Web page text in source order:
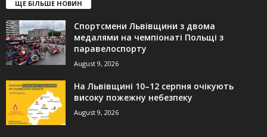
ЩЕ БІЛЬШЕ НОВИН
Спортсмени Львівщини з двома
медалями на чемпіонаті Польщі з
паравелоспорту
August 9, 2026
На Львівщині 10–12 серпня очікують
високу пожежну небезпеку
August 9, 2026